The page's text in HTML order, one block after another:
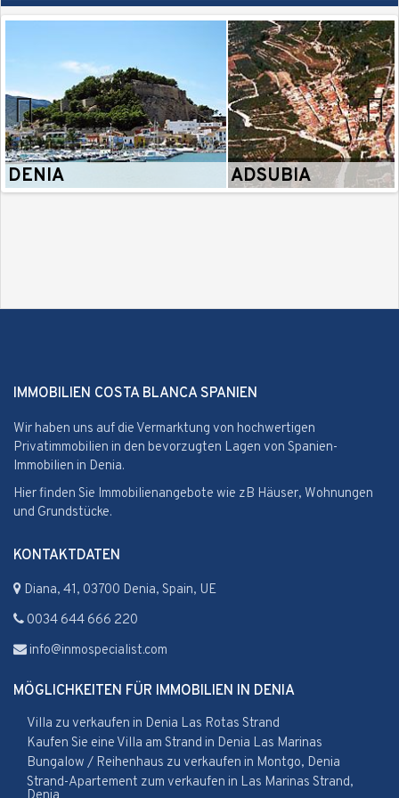
DENIA ADSUBIA
Previous Next
IMMOBILIEN COSTA BLANCA SPANIEN
Wir haben uns auf die Vermarktung von hochwertigen
Privatimmobilien in den bevorzugten Lagen von Spanien-
Immobilien in Denia.
Hier finden Sie Immobilienangebote wie zB Häuser, Wohnungen
und Grundstücke.
KONTAKTDATEN
Diana, 41, 03700 Denia, Spain, UE
0034 644 666 220
info@inmospecialist.com
MÖGLICHKEITEN FÜR IMMOBILIEN IN DENIA
Villa zu verkaufen in Denia Las Rotas Strand
Kaufen Sie eine Villa am Strand in Denia Las Marinas
Bungalow / Reihenhaus zu verkaufen in Montgo, Denia
Strand-Apartement zum verkaufen in Las Marinas Strand,